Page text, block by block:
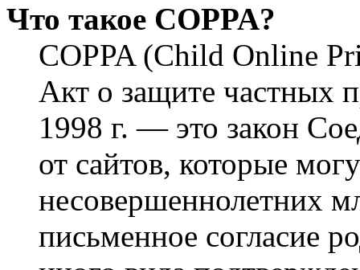
Что такое COPPA?
COPPA (Child Online
Акт о защите частных
1998 г. — это закон
от сайтов, которые
несовершеннолетних
письменное согласие